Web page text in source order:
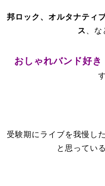
邦ロック、オルタナティ
ス
、
おしゃれバンド好き
受験期にライブを我慢し
と思ってい